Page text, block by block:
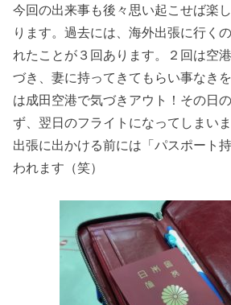
今回の出来事も後々思い起こせば楽
ります。過去には、海外出張に行く
れたことが３回あります。２回は空
づき、妻に持ってきてもらい事なき
は成田空港で気づきアウト！その日
ず、翌日のフライトになってしまい
出張に出かける前には「パスポート
われます（笑）